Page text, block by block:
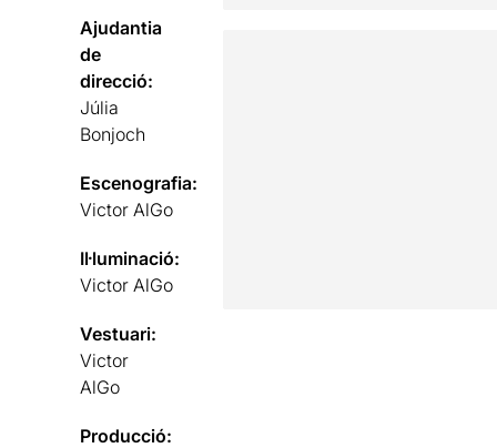
Ajudantia
de
direcció:
Júlia
Bonjoch
Escenografia:
Victor AlGo
Il·luminació:
Victor AlGo
Vestuari:
Victor
AlGo
Producció: